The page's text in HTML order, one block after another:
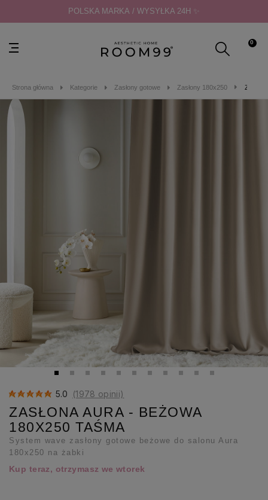
POLSKA MARKA / WYSYŁKA 24H ✨
0
Strona główna Kategorie Zasłony gotowe Zasłony 180x250
5.0 (1978 opinii)
ZASŁONA AURA - BEŻOWA
180X250 TAŚMA
System wave zasłony gotowe beżowe do salonu Aura
180x250 na żabki
Kup teraz, otrzymasz we wtorek